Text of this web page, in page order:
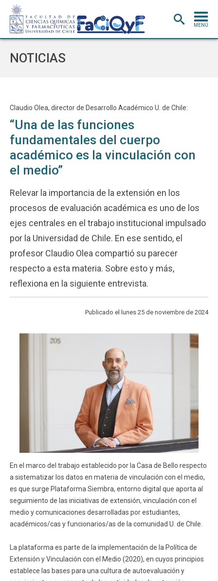
MENÚ
POSTGRADO
INVESTIGACIÓNE INNOVACIÓN
EXTENSIÓNY VINCULACIÓN
BIBLIOTECA
FACULTAD
Funcionarios Egresados
NOTICIAS
Claudio Olea, director de Desarrollo Académico U. de Chile:
“Una de las funciones
fundamentales del cuerpo
académico es la vinculación con
el medio”
Relevar la importancia de la extensión en los
procesos de evaluación académica es uno de los
ejes centrales en el trabajo institucional impulsado
por la Universidad de Chile. En ese sentido, el
profesor Claudio Olea compartió su parecer
respecto a esta materia. Sobre esto y más,
reflexiona en la siguiente entrevista.
Publicado el lunes 25 de noviembre de 2024
En el marco del trabajo establecido por la Casa de Bello respecto
a sistematizar los datos en materia de vinculación con el medio,
es que surge Plataforma Siembra, entorno digital que aporta al
seguimiento de las iniciativas de extensión, vinculación con el
medio y comunicaciones desarrolladas por estudiantes,
académicos/cas y funcionarios/as de la comunidad U. de Chile.
La plataforma es parte de la implementación de la Política de
Extensión y Vinculación con el Medio (2020), en cuyos principios
establece las bases para una cultura de autoevaluación y